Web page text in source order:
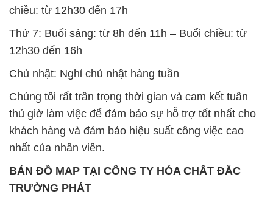
chiều: từ 12h30 đến 17h
Thứ 7: Buổi sáng: từ 8h đến 11h – Buổi chiều: từ
12h30 đến 16h
Chủ nhật: Nghỉ chủ nhật hàng tuần
Chúng tôi rất trân trọng thời gian và cam kết tuân
thủ giờ làm việc để đảm bảo sự hỗ trợ tốt nhất cho
khách hàng và đảm bảo hiệu suất công việc cao
nhất của nhân viên.
BẢN ĐỒ MAP TẠI CÔNG TY HÓA CHẤT ĐẮC
TRƯỜNG PHÁT